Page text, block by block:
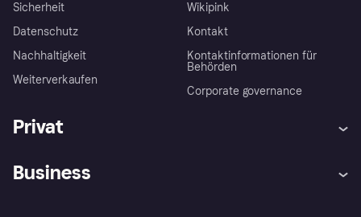
Sicherheit
Datenschutz
Nachhaltigkeit
Weiterverkaufen
Wikipink
Kontakt
Kontaktinformationen für
Behörden
Corporate governance
Privat
Business